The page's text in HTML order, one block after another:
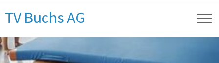
TV Buchs AG